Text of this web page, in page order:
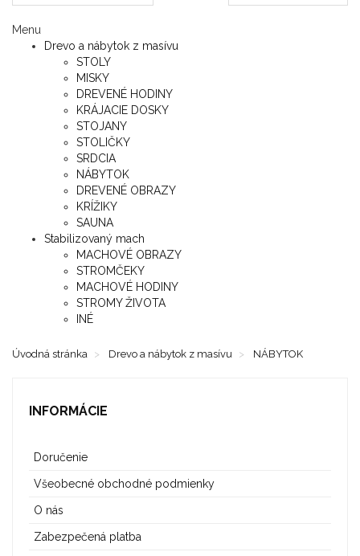
Menu
Drevo a nábytok z masívu
STOLY
MISKY
DREVENÉ HODINY
KRÁJACIE DOSKY
STOJANY
STOLIČKY
SRDCIA
NÁBYTOK
DREVENÉ OBRAZY
KRÍŽIKY
SAUNA
Stabilizovaný mach
MACHOVÉ OBRAZY
STROMČEKY
MACHOVÉ HODINY
STROMY ŽIVOTA
INÉ
Úvodná stránka Drevo a nábytok z masívu NÁBYTOK
INFORMÁCIE
Doručenie
Všeobecné obchodné podmienky
O nás
Zabezpečená platba